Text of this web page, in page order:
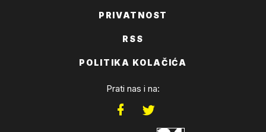
PRIVATNOST
RSS
POLITIKA KOLAČIĆA
Prati nas i na: